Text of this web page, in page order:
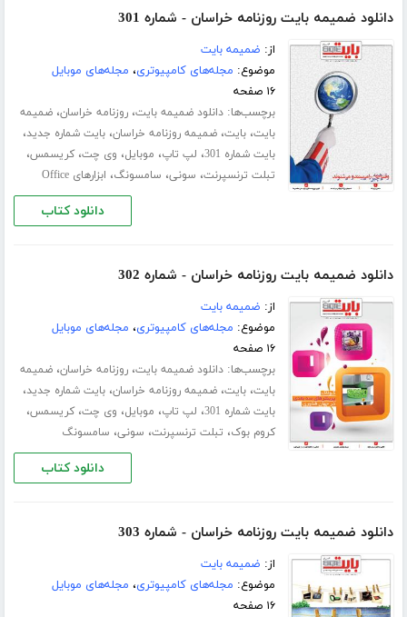
دانلود ضمیمه بایت روزنامه خراسان - شماره 301
از: ضمیمه بایت
موضوع: مجله‌های کامپیوتری، مجله‌های موبایل
۱۶ صفحه
برچسب‌ها:دانلود ضمیمه بایت،روزنامه خراسان،ضمیمه
بایت،بایت،ضمیمه روزنامه خراسان،بایت شماره جدید،
بایت شماره 301 ، لپ تاپ، موبایل، وی چت،کریسمس،
تبلت ترنسپرنت، سونی، سامسونگ، ابزارهای Office
دانلود کتاب
دانلود ضمیمه بایت روزنامه خراسان - شماره 302
از: ضمیمه بایت
موضوع: مجله‌های کامپیوتری، مجله‌های موبایل
۱۶ صفحه
برچسب‌ها:دانلود ضمیمه بایت،روزنامه خراسان،ضمیمه
بایت،بایت،ضمیمه روزنامه خراسان،بایت شماره جدید،
بایت شماره 301 ، لپ تاپ، موبایل، وی چت،کریسمس،
کروم بوک، تبلت ترنسپرنت، سونی، سامسونگ
دانلود کتاب
دانلود ضمیمه بایت روزنامه خراسان - شماره 303
از: ضمیمه بایت
موضوع: مجله‌های کامپیوتری، مجله‌های موبایل
۱۶ صفحه